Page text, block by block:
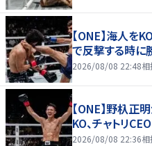
【ONE】海人を
で反撃する時に
2026/08/08 22:48
【ONE】野杁正
KO、チャトリ
2026/08/08 22:36